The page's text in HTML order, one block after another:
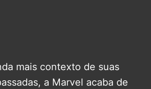
mais contexto de suas
a Marvel acaba de